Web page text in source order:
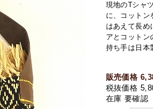
現地のTシャ
に、コット
はあえて長め
アとコットン
持ち手は日本
販売価格
税抜価格
在庫 要確認